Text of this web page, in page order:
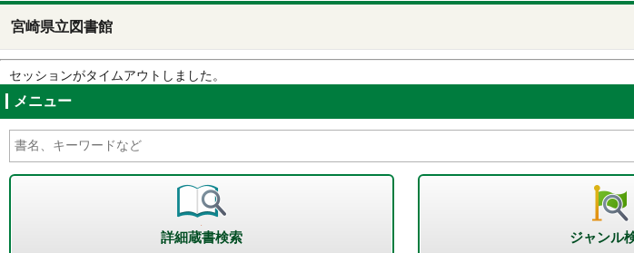
宮崎県立図書館
セッションがタイムアウトしました。
メニュー
詳細蔵書検索 ジャンル